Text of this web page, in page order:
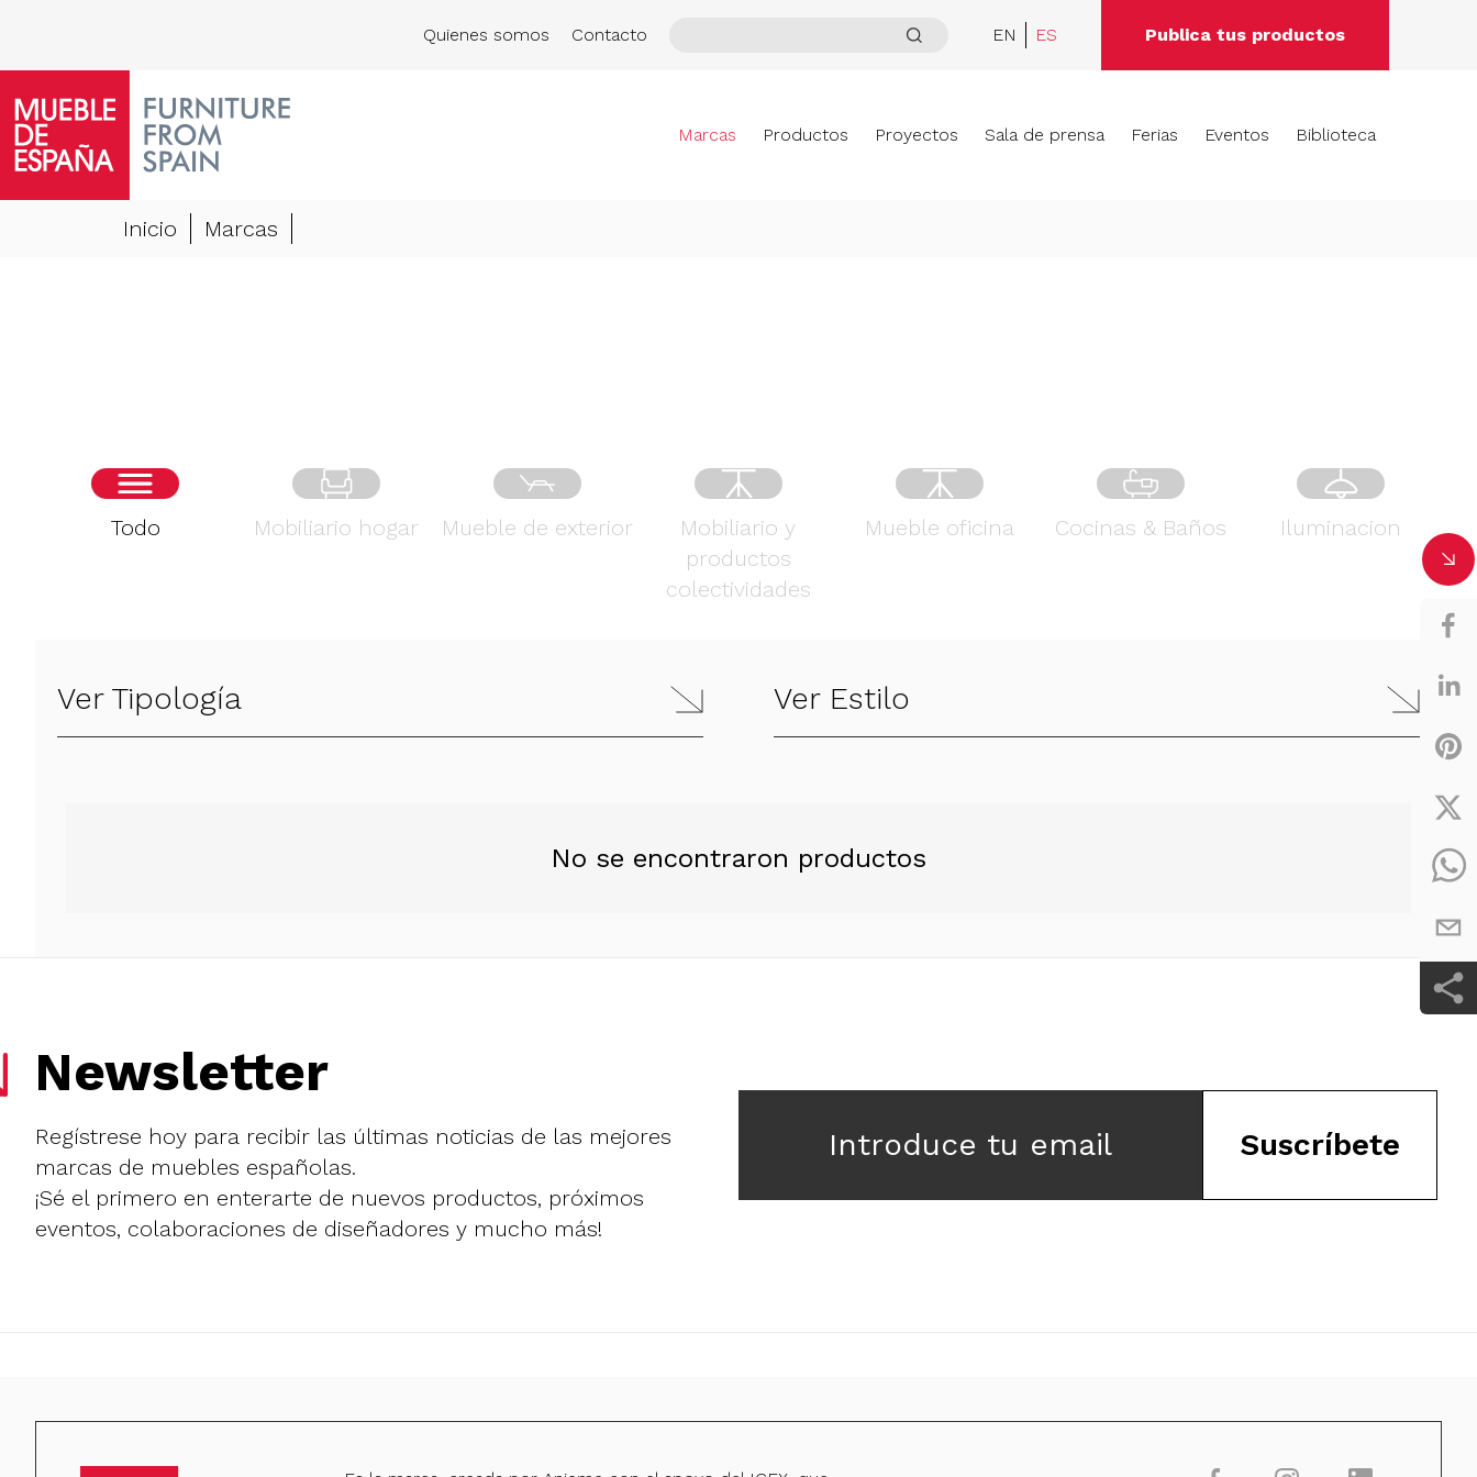
Quienes somos Contacto EN ES Publica tus productos
Marcas Productos Proyectos Sala de prensa Ferias Eventos Biblioteca
Inicio Marcas
Todo Mobiliario hogar Mueble de exterior
Mobiliario y
productos
colectividades
Mueble oficina Cocinas & Baños Iluminacion
Ver Tipología Ver Estilo
No se encontraron productos
Newsletter
Regístrese hoy para recibir las últimas noticias de las mejores
marcas de muebles españolas.
¡Sé el primero en enterarte de nuevos productos, próximos
eventos, colaboraciones de diseñadores y mucho más!
Introduce tu email Suscríbete